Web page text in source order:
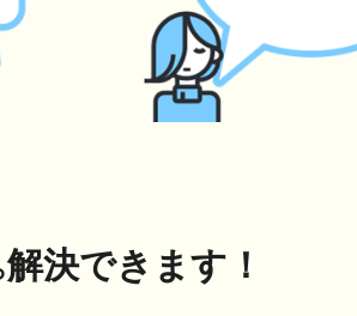
解決できます！